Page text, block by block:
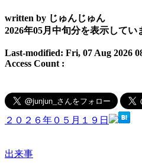
written by じゅんじゅん
2026年05月中旬分を表示してい
Last-modified: Fri, 07 Aug 2026
Access Count :
２０２６年０５月１９日
出来事